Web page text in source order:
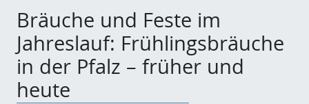
Bräuche und Feste im
Jahreslauf: Frühlingsbräuche
in der Pfalz – früher und
heute